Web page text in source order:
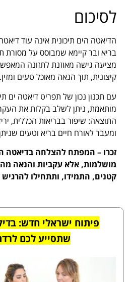
לסיכום
הדיאטה הים תיכונית אינה עוד
בריא ובר קיימא שמבוסס על מסורת
מציעה גישה מאוזנת לתזונה
קיצונית, תוך הנאה מאוכל טעים ומזין.
עם תכנון נכון של תפריט דיאטה ים
מותאמת, ניתן לשלב בקלות את
התוצאה: שיפור בבריאות הכללית,
ומעבר לאורח חיים בריא וטעים
זכרו – המפתח להצלחה בדיאטה
מושלמות, אלא עקביות והנאה
קטנים, התמידו, ותתחילו
פיתוח ישראלי חדש:
שתסייע לכם